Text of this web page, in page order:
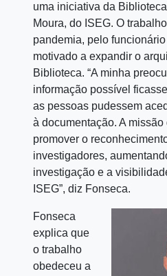
uma iniciativa da
Moura, do ISEG. O trabalho
pandemia, pelo funcionário
motivado a expandir o
Biblioteca. “A minha
informação possível
as pessoas pudessem
à documentação. A
promover o
investigadores,
investigação e a
ISEG”, diz Fonseca.
Fonseca
explica que
o trabalho
obedeceu a